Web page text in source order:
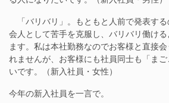
「バリバリ」。もともと人前で発表す
会人として苦手を克服し、バリバリ働け
ます。私は本社勤務なのでお客様と直接
れませんが、お客様にも社員同士も「ま
いです。（新入社員・女性）
今年の新入社員を一言で。